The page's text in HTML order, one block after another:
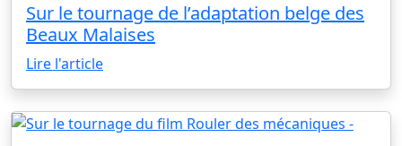
Sur le tournage de l’adaptation belge des
Beaux Malaises
Lire l'article